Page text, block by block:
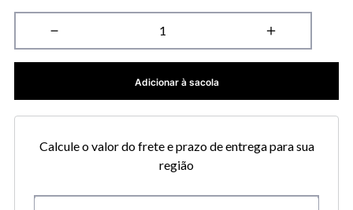
＋
－
Adicionar à sacola
Calcule o valor do frete e prazo de entrega para sua
região